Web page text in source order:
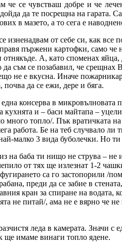
че се чувстваш добре и че
да те посрещна на
в мазето, а то сега е
изненадвам от себе си, как
пържени картофки, само че
А, като споменах
да съм се позабавил, че
не е вкусна. Иначе
почва да се ежи, дере и бяга.
консерва в микровълновата
кухнята и – баси майтапа –
топло/. Пък вратичката на
работа. Бе на теб случвало
малко 3 вида буболечки. Но
на баба ти нищо не струва –
от тях ще излезнат 1-2
са го застопорили /
преди да се забие в
кран за спиране на
не питай/, ама не е вярно че
леда в камерата. Значи с
ще имаме винаги топло ядене.